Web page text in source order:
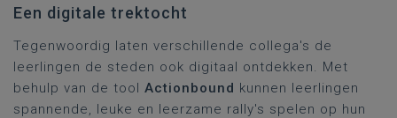
Een digitale trektocht
Tegenwoordig laten verschillende collega's de
leerlingen de steden ook digitaal ontdekken. Met
behulp van de tool Actionbound kunnen leerlingen
spannende, leuke en leerzame rally's spelen op hun